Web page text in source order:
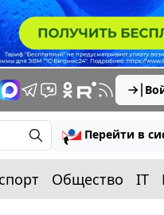
Перейти в
Общество IT